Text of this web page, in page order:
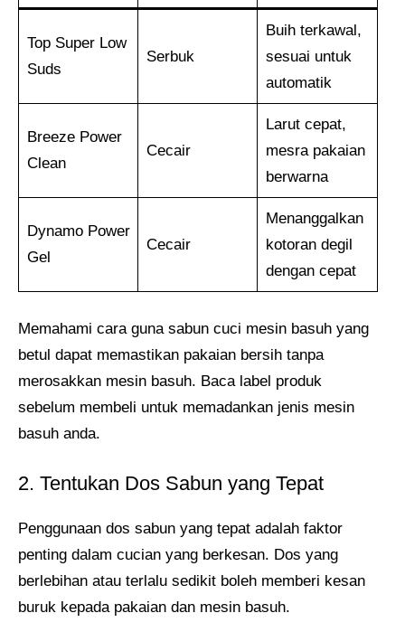
Top Super Low
Suds
Serbuk
Buih terkawal,
sesuai untuk
automatik
Breeze Power
Clean
Cecair
Larut cepat,
mesra pakaian
berwarna
Dynamo Power
Gel
Cecair
Menanggalkan
kotoran degil
dengan cepat
Memahami cara guna sabun cuci mesin basuh yang
betul dapat memastikan pakaian bersih tanpa
merosakkan mesin basuh. Baca label produk
sebelum membeli untuk memadankan jenis mesin
basuh anda.
2. Tentukan Dos Sabun yang Tepat
Penggunaan dos sabun yang tepat adalah faktor
penting dalam cucian yang berkesan. Dos yang
berlebihan atau terlalu sedikit boleh memberi kesan
buruk kepada pakaian dan mesin basuh.